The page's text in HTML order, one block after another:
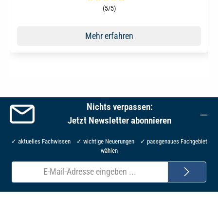
Durchschnittliche Bewertung von 4.9 von 5 Sternen
(5/5)
Mehr erfahren
Nichts verpassen:
Jetzt Newsletter abonnieren
✓ aktuelles Fachwissen ✓ wichtige Neuerungen ✓ passgenaues Fachgebiet
wählen
E-
Mail-
Adresse*